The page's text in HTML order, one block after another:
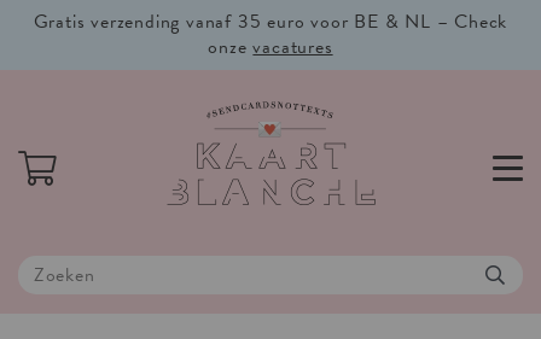
Gratis verzending vanaf 35 euro voor BE & NL – Check
onzevacatures